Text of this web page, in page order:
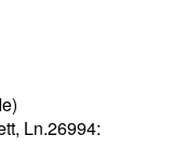
Ln.26994: